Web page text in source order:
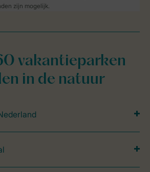
zijn mogelijk.
vakantieparken
in de natuur